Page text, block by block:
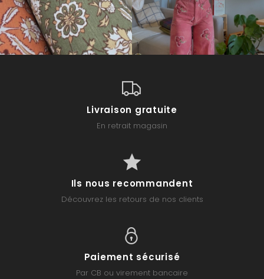
Livraison gratuite
En retrait magasin
Ils nous recommandent
Découvrez les retours de nos clients
Paiement sécurisé
Par CB ou virement bancaire